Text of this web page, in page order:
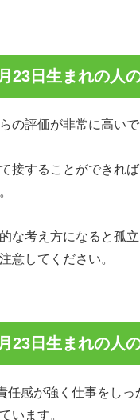
23日生まれの人
の評価が非常に高いで
接することができれ
な考え方になると孤
意してください。
23日生まれの人
任感が強く仕事をしっ
います。